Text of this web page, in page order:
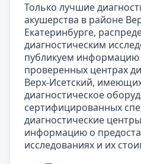
Только лучшие
акушерства в районе
Екатеринбурге,
диагностическим
публикуем информацию
проверенных центрах
Верх-Исетский,
диагностическое
сертифицированных
диагностические
информацию о
исследованиях и их